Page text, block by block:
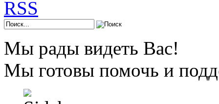
Мы рады видеть Вас!
Мы готовы помочь и